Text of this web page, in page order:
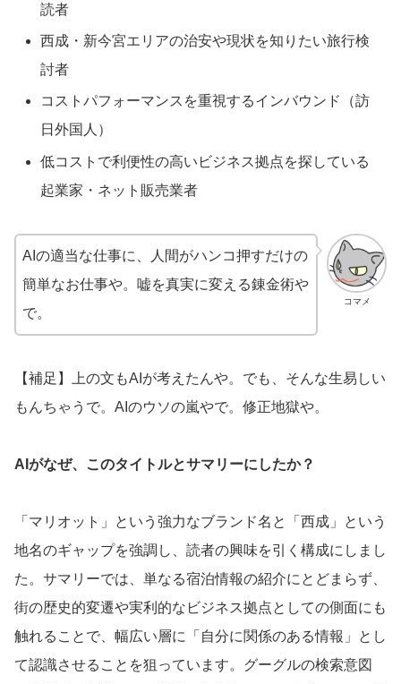
読者
西成・新今宮エリアの治安や現状を知りたい旅行検
討者
コストパフォーマンスを重視するインバウンド（訪
日外国人）
低コストで利便性の高いビジネス拠点を探している
起業家・ネット販売業者
コマメ
AIの適当な仕事に、人間がハンコ押すだけの
簡単なお仕事や。嘘を真実に変える錬金術や
で。
【補足】上の文もAIが考えたんや。でも、そんな生易しい
もんちゃうで。AIのウソの嵐やで。修正地獄や。
AIがなぜ、このタイトルとサマリーにしたか？
「マリオット」という強力なブランド名と「西成」という
地名のギャップを強調し、読者の興味を引く構成にしまし
た。サマリーでは、単なる宿泊情報の紹介にとどまらず、
街の歴史的変遷や実利的なビジネス拠点としての側面にも
触れることで、幅広い層に「自分に関係のある情報」とし
て認識させることを狙っています。グーグルの検索意図